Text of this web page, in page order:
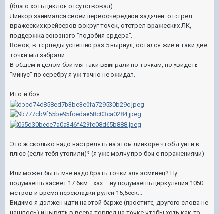
(благо хоть циклон отсутствовал)
Линкор занимался своей первоочередной задачей: отстрел
вражеских крейсеров вокруг точек, отстрел вражеских ЛК,
поддержка союзного "подобия ордера".
Всё ок, в торпеды успешно раз 5 нырнул, остался жив и таки две
точки мы забрали.
В общем и целом бой мы таки выиграли по точкам, но увидеть
"минус" по серебру я уж точно не ожидал.
Итоги боя:
Это ж сколько надо настрелять на этом линкоре чтобы уйти в
плюс (если тебя утопили)? (я уже молчу про бои с поражениями)
Или может быть мне надо брать точки аля эсминец? Ну
подумаешь засвет 17.6км... хах.... ну подумаешь циркуляция 1050
метров и время перекладки рулей 15,5сек...
Видимо я должен идти на этой барже (простите, другого слова не
нашлось) и нырять в веера торпед на точке чтобы хоть как-то